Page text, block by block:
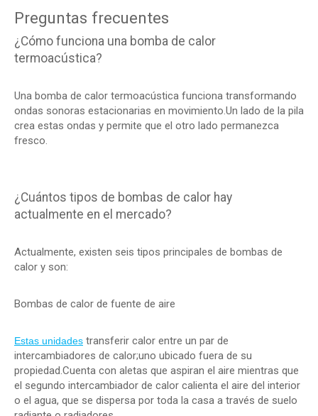
Preguntas frecuentes
¿Cómo funciona una bomba de calor
termoacústica?
Una bomba de calor termoacústica funciona transformando
ondas sonoras estacionarias en movimiento.Un lado de la pila
crea estas ondas y permite que el otro lado permanezca
fresco.
¿Cuántos tipos de bombas de calor hay
actualmente en el mercado?
Actualmente, existen seis tipos principales de bombas de
calor y son:
Bombas de calor de fuente de aire
Estas unidades transferir calor entre un par de
intercambiadores de calor;uno ubicado fuera de su
propiedad.Cuenta con aletas que aspiran el aire mientras que
el segundo intercambiador de calor calienta el aire del interior
o el agua, que se dispersa por toda la casa a través de suelo